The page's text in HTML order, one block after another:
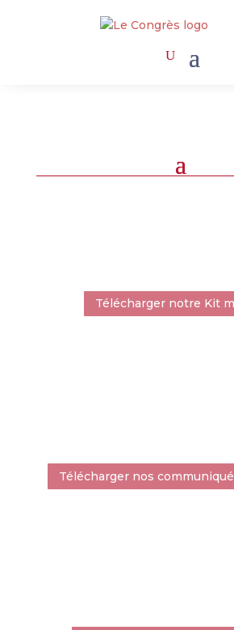
Télécharger notre Kit
Télécharger nos